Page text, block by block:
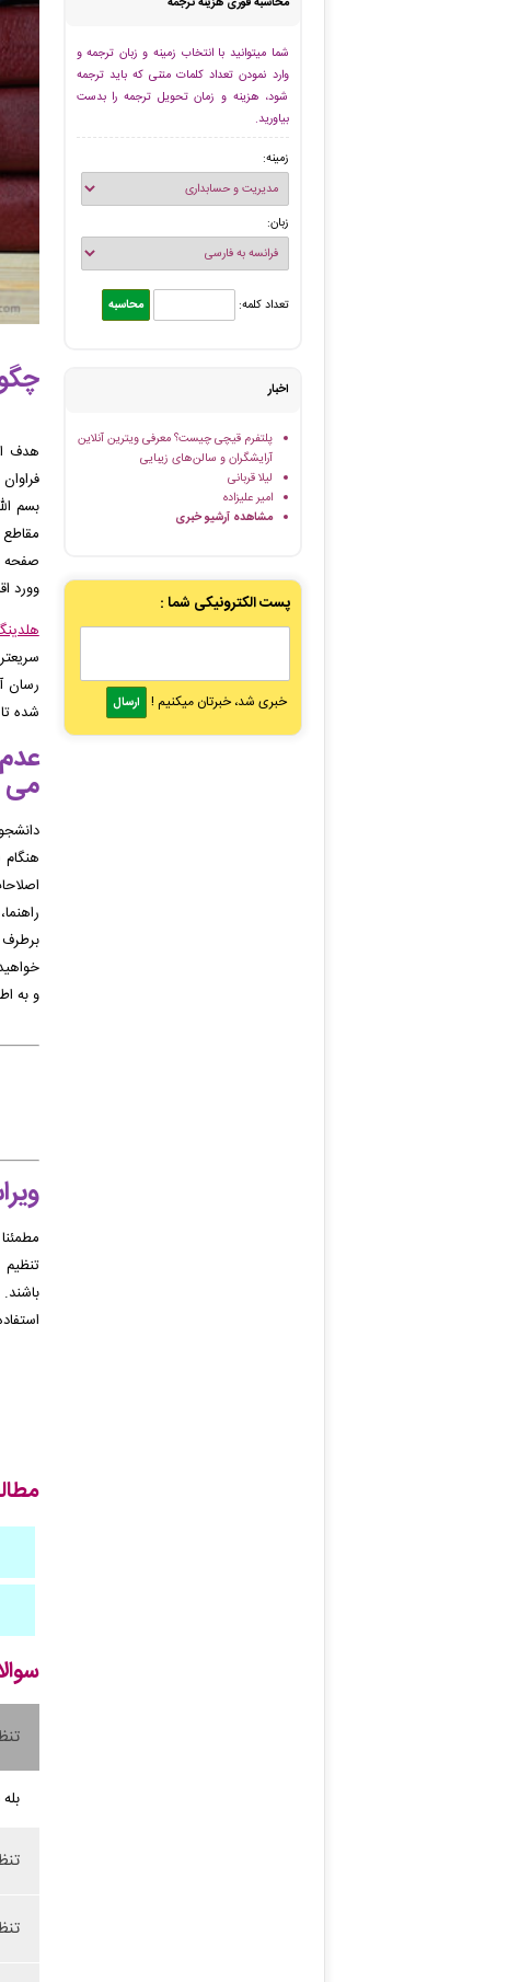
شما میتوانید با انتخاب زمینه و زبان ترجمه و
وارد نمودن تعداد کلمات متنی که باید ترجمه
شود، هزینه و زمان تحویل ترجمه را بدست
بیاورید.
زمینه:
زبان:
تعداد کلمه:
اخبار
پلتفرم قیچی چیست؟ معرفی ویترین آنلاین
آرایشگران و سالن‌های زیبایی
لیلا قربانی
امیر علیزاده
مشاهده آرشیو خبری
پست الکترونیکی شما :
خبری شد، خبرتان میکنیم !
هدف
صفحه
وورد
رسان
شده تا
می
هنگام
و به